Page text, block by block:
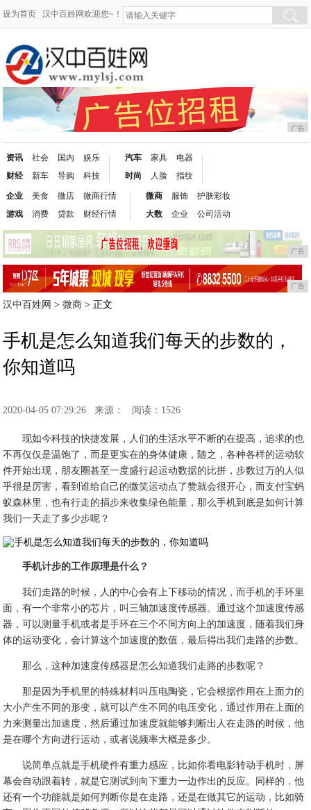
设为首页 汉中百姓网欢迎您~！
广告
资讯
财经
社会
新车
国内
导购
娱乐
科技
汽车
时尚
家具
人脸
电器
指纹
企业
游戏
美食
消费
微店
贷款
微商行情
财经行情
微商
大数
服饰
企业
护肤彩妆
公司活动
广告
广告
汉中百姓网 >微商 > 正文
手机是怎么知道我们每天的步数的，
你知道吗
2020-04-05 07:29:26 来源： 阅读：1526
现如今科技的快捷发展，人们的生活水平不断的在提高，追求的也
不再仅仅是温饱了，而是更实在的身体健康，随之，各种各样的运动软
件开始出现，朋友圈甚至一度盛行起运动数据的比拼，步数过万的人似
乎很是厉害，看到谁给自己的微笑运动点了赞就会很开心，而支付宝蚂
蚁森林里，也有行走的捐步来收集绿色能量，那么手机到底是如何计算
我们一天走了多少步呢？
手机计步的工作原理是什么？
我们走路的时候，人的中心会有上下移动的情况，而手机的手环里
面，有一个非常小的芯片，叫三轴加速度传感器。通过这个加速度传感
器，可以测量手机或者是手环在三个不同方向上的加速度，随着我们身
体的运动变化，会计算这个加速度的数值，最后得出我们走路的步数。
那么，这种加速度传感器是怎么知道我们走路的步数呢？
那是因为手机里的特殊材料叫压电陶瓷，它会根据作用在上面力的
大小产生不同的形变，就可以产生不同的电压变化，通过作用在上面的
力来测量出加速度，然后通过加速度就能够判断出人在走路的时候，他
是在哪个方向进行运动，或者说频率大概是多少。
说简单点就是手机硬件有重力感应，比如你看电影转动手机时，屏
幕会自动跟着转，就是它测试到向下重力一边作出的反应。同样的，他
还有一个功能就是如何判断你是在走路，还是在做其它的运动，比如骑